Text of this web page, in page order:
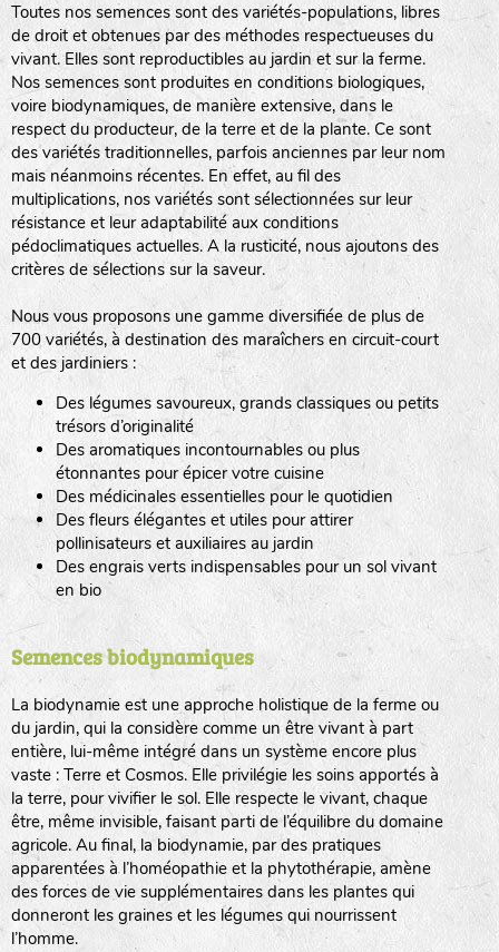
Toutes nos semences sont des variétés-populations, libres
de droit et obtenues par des méthodes respectueuses du
vivant. Elles sont reproductibles au jardin et sur la ferme.
Nos semences sont produites en conditions biologiques,
voire biodynamiques, de manière extensive, dans le
respect du producteur, de la terre et de la plante. Ce sont
des variétés traditionnelles, parfois anciennes par leur nom
mais néanmoins récentes. En effet, au fil des
multiplications, nos variétés sont sélectionnées sur leur
résistance et leur adaptabilité aux conditions
pédoclimatiques actuelles. A la rusticité, nous ajoutons des
critères de sélections sur la saveur.
Nous vous proposons une gamme diversifiée de plus de
700 variétés, à destination des maraîchers en circuit-court
et des jardiniers :
Des légumes savoureux, grands classiques ou petits
trésors d’originalité
Des aromatiques incontournables ou plus
étonnantes pour épicer votre cuisine
Des médicinales essentielles pour le quotidien
Des fleurs élégantes et utiles pour attirer
pollinisateurs et auxiliaires au jardin
Des engrais verts indispensables pour un sol vivant
en bio
Semences biodynamiques
La biodynamie est une approche holistique de la ferme ou
du jardin, qui la considère comme un être vivant à part
entière, lui-même intégré dans un système encore plus
vaste : Terre et Cosmos. Elle privilégie les soins apportés à
la terre, pour vivifier le sol. Elle respecte le vivant, chaque
être, même invisible, faisant parti de l’équilibre du domaine
agricole. Au final, la biodynamie, par des pratiques
apparentées à l’homéopathie et la phytothérapie, amène
des forces de vie supplémentaires dans les plantes qui
donneront les graines et les légumes qui nourrissent
l’homme.
LA RÉFÉRENCE :F BEL20BPA1A (en haut à gauche)
F : Fleurs.
Les autres catégories étant :
haies
zone sauvage
tas de compost
fleurs
animaux domestiques
animaux sauvages
biodiversité cultivée